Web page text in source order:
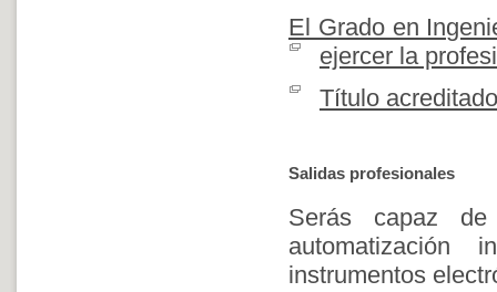
El Grado en
ejercer la
Título
Salidas profesionales
Serás capaz
automatización
instrumentos